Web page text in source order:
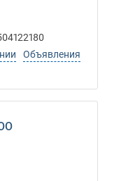
Объявления